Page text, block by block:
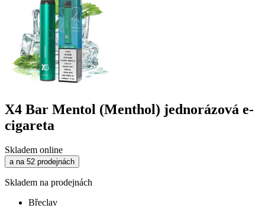
X4 Bar Mentol (Menthol) jednorázová e-
cigareta
Skladem online
a na 52 prodejnách
Skladem na prodejnách
Břeclav